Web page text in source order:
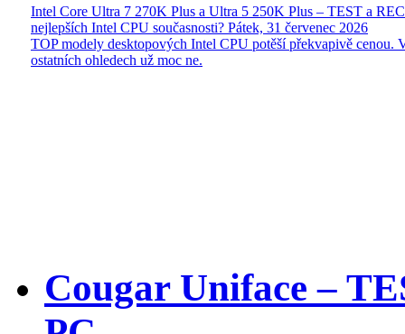
Intel Core Ultra 7 270K Plus a Ultra 5 250K Plus – TEST a
nejlepších Intel CPU současnosti? Pátek, 31 červenec 2026
TOP modely desktopových Intel CPU potěší překvapivě cenou.
ostatních ohledech už moc ne.
Cougar Uniface –